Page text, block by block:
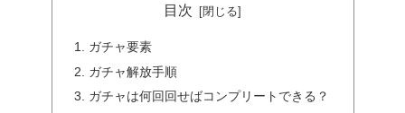
目次
ガチャ要素
ガチャ解放手順
ガチャは何回回せばコンプリートできる？